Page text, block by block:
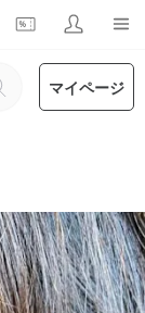
マイページ